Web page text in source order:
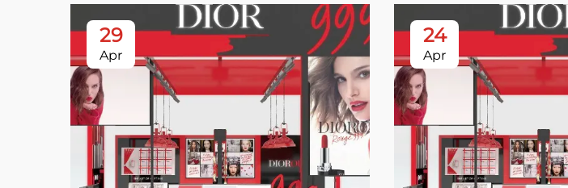
29
Apr
24
Apr